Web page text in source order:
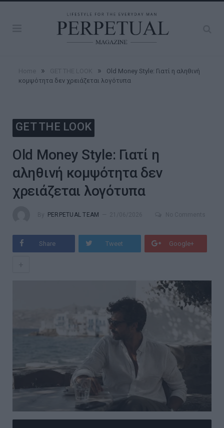
» »
Old Money Style: Γιατί η αληθινή
κομψότητα δεν χρειάζεται λογότυπα
GET THE LOOK
Old Money Style: Γιατί η
αληθινή κομψότητα δεν
χρειάζεται λογότυπα
PERPETUAL TEAM
Share Tweet Google+